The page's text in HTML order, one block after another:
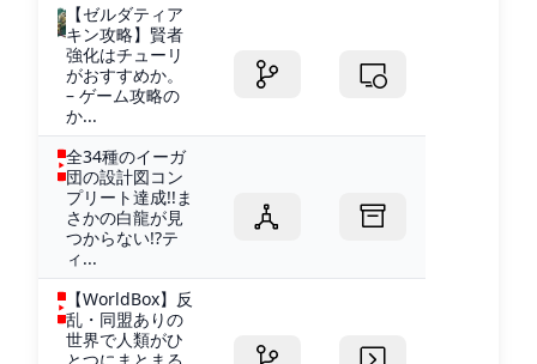
【ゼルダティア
キン攻略】賢者
強化はチューリ
がおすすめか。
– ゲーム攻略の
か...
全34種のイーガ
団の設計図コン
プリート達成!!ま
さかの白龍が見
つからない!?テ
ィ...
【WorldBox】反
乱・同盟ありの
世界で人類がひ